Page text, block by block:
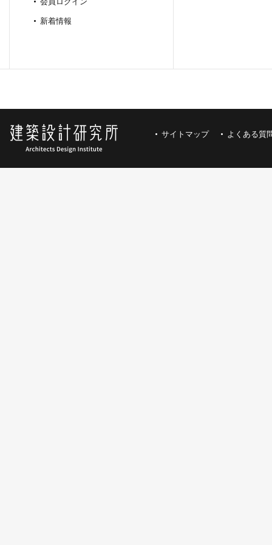
新着情報
サイトマップ よくある質